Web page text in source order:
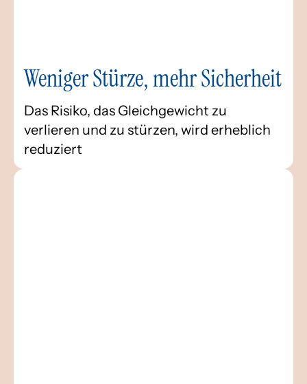
Weniger Stürze, mehr Sicherheit
Das Risiko, das Gleichgewicht zu
verlieren und zu stürzen, wird erheblich
reduziert